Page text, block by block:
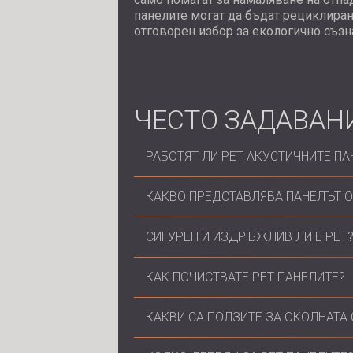
панелите могат да бъдат
отговорен избор за екологично
ЧЕСТО
РАБОТЯТ ЛИ PET АКУСТИЧНИТЕ
Да, PET акустичните панели са
минимизирайки ехото и
КАКВО ПРЕДСТАВЛЯВА ПАНЕЛЪТ
Панелът от PET филц е акустичен
различни приложения като стенни
СИГУРЕН И ИЗДРЪЖЛИВ ЛИ Е PET?
Да, PET филцът е нетоксичен,
КАК ПОЧИСТВАТЕ PET ПАНЕЛИТЕ?
PET панелите могат лесно да се
КАКВИ СА ПОЛЗИТЕ ЗА ОКОЛНАТА